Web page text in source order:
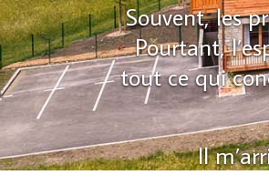
Souvent, les
Pourtant,
tout ce qui
Il